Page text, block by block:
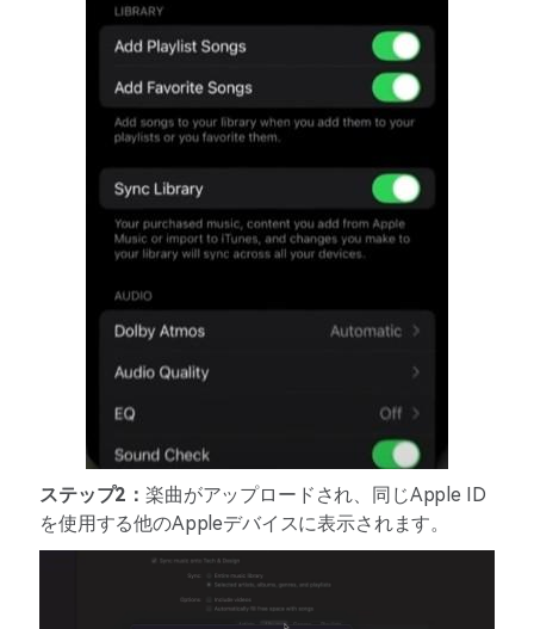
ステップ2：楽曲がアップロードされ、同じApple ID
を使用する他のAppleデバイスに表示されます。